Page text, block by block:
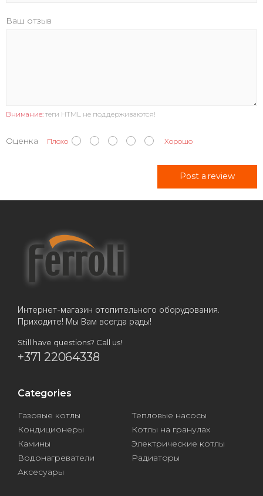
Ваш отзыв
Внимание: теги HTML не поддерживаются!
Оценка Плохо Хорошо
Post a review
Интернет-магазин отопительного оборудования.
Приходите! Мы Вам всегда рады!
Still have questions? Call us!
+371 22064338
Categories
Газовые котлы
Тепловые насосы
Кондиционеры
Котлы на гранулах
Камины
Электрические котлы
Водонагреватели
Радиаторы
Аксесуары